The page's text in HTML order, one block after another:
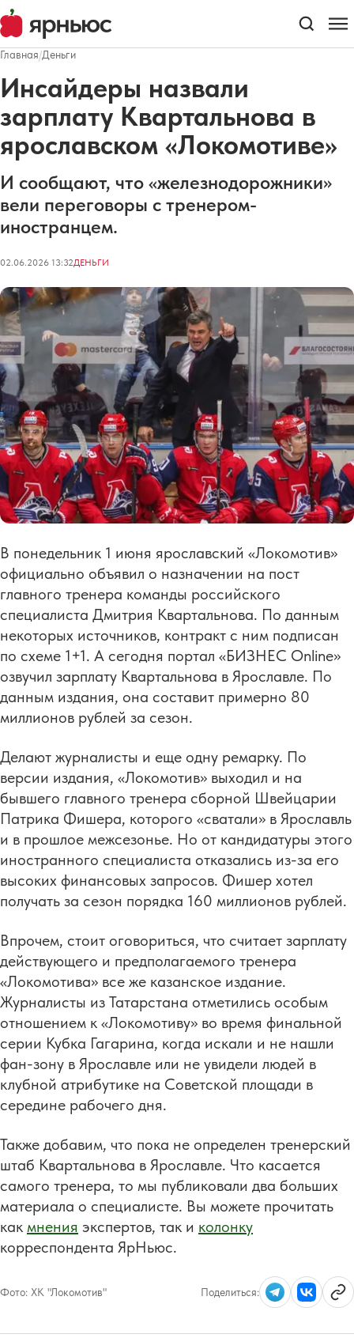
Главная/Деньги
Инсайдеры назвали
зарплату Квартальнова в
ярославском «Локомотиве»
И сообщают, что «железнодорожники»
вели переговоры с тренером-
иностранцем.
02.06.2026 13:32ДЕНЬГИ
В понедельник 1 июня ярославский «Локомотив»
официально объявил о назначении на пост
главного тренера команды российского
специалиста Дмитрия Квартальнова. По данным
некоторых источников, контракт с ним подписан
по схеме 1+1. А сегодня портал «БИЗНЕС Online»
озвучил зарплату Квартальнова в Ярославле. По
данным издания, она составит примерно 80
миллионов рублей за сезон.
Делают журналисты и еще одну ремарку. По
версии издания, «Локомотив» выходил и на
бывшего главного тренера сборной Швейцарии
Патрика Фишера, которого «сватали» в Ярославль
и в прошлое межсезонье. Но от кандидатуры этого
иностранного специалиста отказались из-за его
высоких финансовых запросов. Фишер хотел
получать за сезон порядка 160 миллионов рублей.
Впрочем, стоит оговориться, что считает зарплату
действующего и предполагаемого тренера
«Локомотива» все же казанское издание.
Журналисты из Татарстана отметились особым
отношением к «Локомотиву» во время финальной
серии Кубка Гагарина, когда искали и не нашли
фан-зону в Ярославле или не увидели людей в
клубной атрибутике на Советской площади в
середине рабочего дня.
Также добавим, что пока не определен тренерский
штаб Квартальнова в Ярославле. Что касается
самого тренера, то мы публиковали два больших
материала о специалисте. Вы можете прочитать
как мнения экспертов, так и колонку
корреспондента ЯрНьюс.
Фото: ХК "Локомотив" Поделиться: